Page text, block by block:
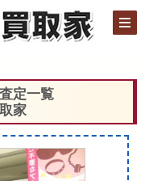
定一覧
家